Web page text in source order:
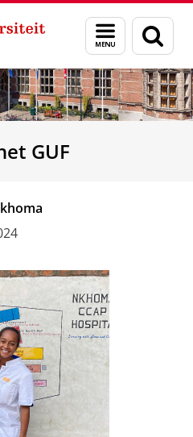
Menu
en
zoeken
Universiteitsfonds
GUF